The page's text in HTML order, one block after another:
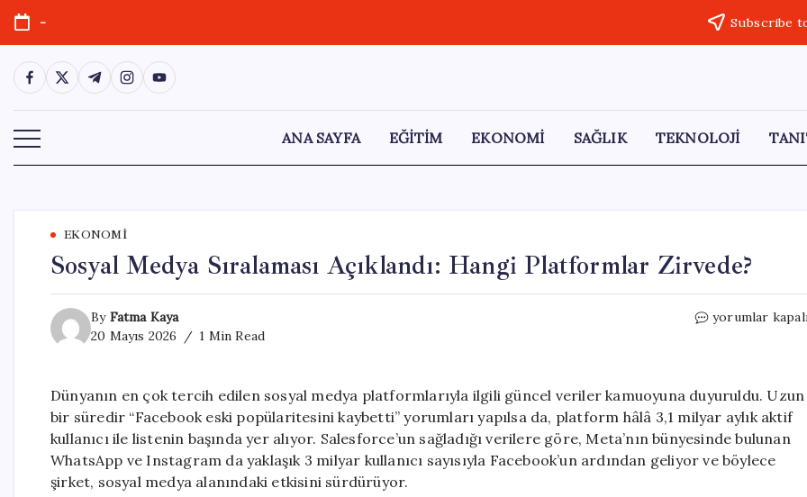
Skip
content
- Subscribe
https://www.facebook.com/
https://twitter.com/
https://t.me/
https://www.instagram.com/
https://youtube.com/
ANA SAYFA EĞİTİM EKONOMİ SAĞLIK TEKNOLOJİ
EKONOMI
Sosyal Medya Sıralaması Açıklandı: Hangi Platformlar Zirvede?
By Fatma Kaya
20 Mayıs 2026
1 Min Read
Sosyal
Hangi
Platformlar
Zirvede?
için
yorumlar
Dünyanın en çok tercih edilen sosyal medya platformlarıyla ilgili güncel veriler kamuoyuna duyuruldu. Uzun
bir süredir “Facebook eski popülaritesini kaybetti” yorumları yapılsa da, platform hâlâ 3,1 milyar aylık aktif
kullanıcı ile listenin başında yer alıyor. Salesforce’un sağladığı verilere göre, Meta’nın bünyesinde bulunan
WhatsApp ve Instagram da yaklaşık 3 milyar kullanıcı sayısıyla Facebook’un ardından geliyor ve böylece
şirket, sosyal medya alanındaki etkisini sürdürüyor.